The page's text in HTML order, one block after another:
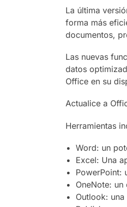
La última
forma más
documentos,
Las nuevas
datos
Office en su
Actualice a
Herramientas
Word: un
Excel: Una
PowerPoint:
OneNote:
Outlook: